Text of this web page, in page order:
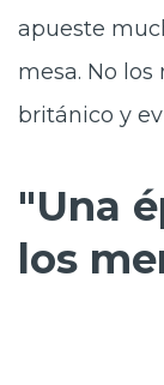
apueste
mesa. No
británico y
"Una
los